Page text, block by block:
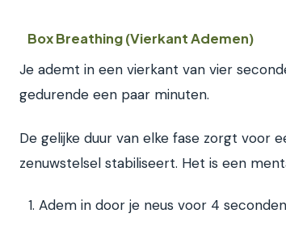
Box Breathing (Vierkant Ademen)
Je ademt in een vierkant van vier
gedurende een paar minuten.
De gelijke duur van elke fase zorgt voor
zenuwstelsel stabiliseert. Het is een
Adem in door je neus voor 4